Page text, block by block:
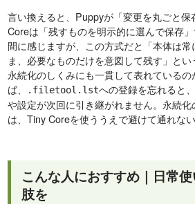
言い換えると、Puppyが「変更を丸ごと
Coreは「残すものを明示的に選んで保存
間に感じますが、この方式だと「本体は常
ま、必要なものだけを意図して残す」と
永続化のしくみにも一貫して表れているの
ば、
.filetool.lstへの登録を忘れると
や設定が次回に引き継がれません。永続
は、Tiny Coreを使ううえで避けて通れな
こんな人におすすめ｜日常
肢を